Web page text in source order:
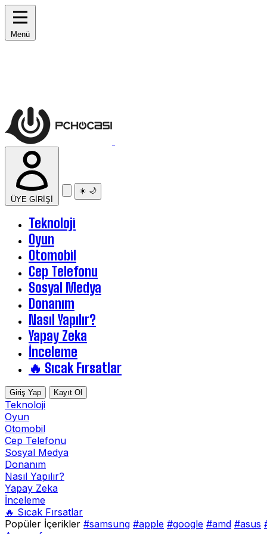
Menü
ÜYE GİRİŞİ
☀️ 🌙
Teknoloji
Oyun
Otomobil
Cep Telefonu
Sosyal Medya
Donanım
Nasıl Yapılır?
Yapay Zeka
İnceleme
🔥 Sıcak Fırsatlar
Giriş Yap Kayıt Ol
Teknoloji
Oyun
Otomobil
Cep Telefonu
Sosyal Medya
Donanım
Nasıl Yapılır?
Yapay Zeka
İnceleme
🔥 Sıcak Fırsatlar
Popüler İçerikler #samsung #apple #google #amd #asus